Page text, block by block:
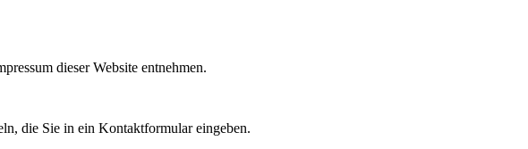
dieser Website entnehmen.
die Sie in ein Kontaktformular eingeben.